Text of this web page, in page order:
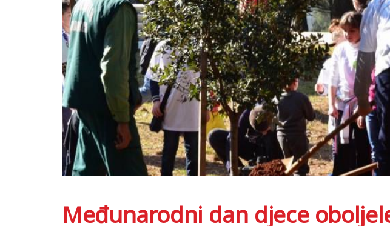
Međunarodni dan djece